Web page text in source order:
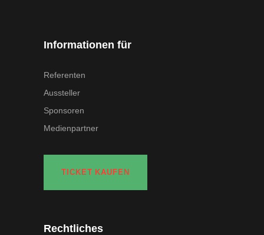
Informationen für
Referenten
Aussteller
Sponsoren
Medienpartner
TICKET KAUFEN
Rechtliches